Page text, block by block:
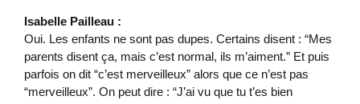
Isabelle Pailleau :
Oui. Les enfants ne sont pas dupes. Certains disent : “Mes
parents disent ça, mais c’est normal, ils m’aiment.” Et puis
parfois on dit “c’est merveilleux” alors que ce n’est pas
“merveilleux”. On peut dire : “J’ai vu que tu t’es bien